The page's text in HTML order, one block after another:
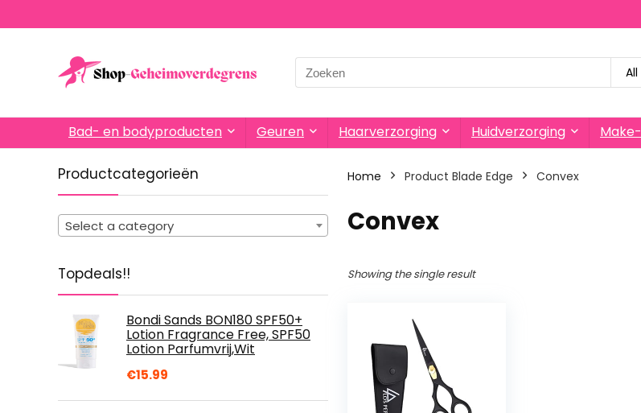
Search
for:
Bad- en bodyproducten Geuren Haarverzorging Huidverzorging
Productcategorieën
Select a category
Topdeals!!
Bondi Sands BON180 SPF50+
Lotion Fragrance Free, SPF50
Lotion Parfumvrij,Wit
€15.99
Home Product Blade Edge ‎Convex
‎Convex
Showing the single result